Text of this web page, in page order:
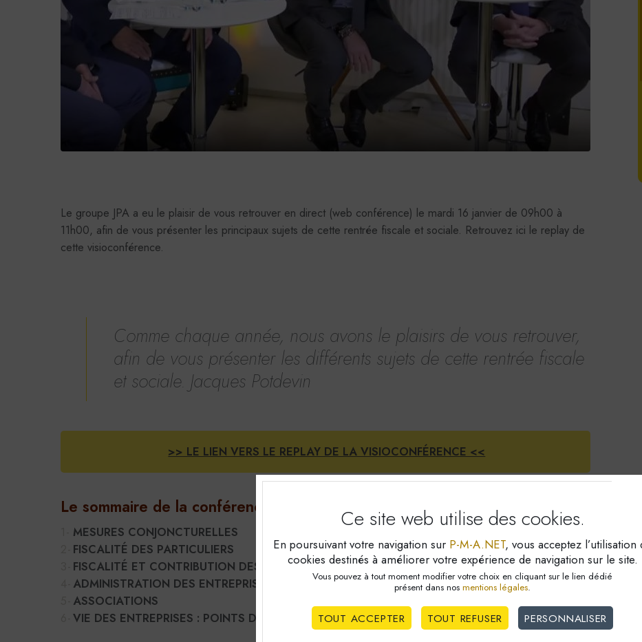
Le groupe JPA a eu le plaisir de vous retrouver en direct (web conférence) le mardi 16 janvier de 09h00 à
11h00, afin de vous présenter les principaux sujets de cette rentrée fiscale et sociale. Retrouvez ici le replay de
cette visioconférence.
Comme chaque année, nous avons le plaisirs de vous retrouver,
afin de vous présenter les différents sujets de cette rentrée fiscale
et sociale. Jacques Potdevin
>> LE LIEN VERS LE REPLAY DE LA VISIOCONFÉRENCE <<
Le sommaire de la conférence
MESURES CONJONCTURELLES
FISCALITÉ DES PARTICULIERS
FISCALITÉ ET CONTRIBUTION DES ENTREPRISES
ADMINISTRATION DES ENTREPRISES
ASSOCIATIONS
VIE DES ENTREPRISES : POINTS D'ATTENTION SIGNIFICATIFS
Ce site web utilisedes cookies.
En poursuivant votre navigation sur P-M-A.NET, vous acceptez l’utilisation
cookies destinés à améliorer votre expérience de navigation sur le site.
Vous pouvez à tout moment modifier votre choix en cliquant sur le lien dédié
présent dans nos mentions légales.
TOUT ACCEPTER TOUT REFUSER PERSONNALISER